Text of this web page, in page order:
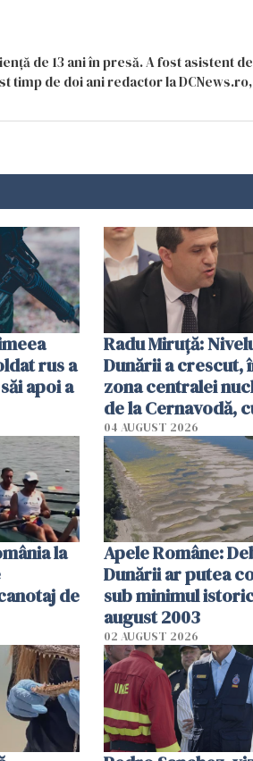
de 13 ani în presă. A fost asistent de
timp de doi ani redactor la
rus a
apoi a
Radu Miruţă:
Dunării a crescut,
zona centralei
de la Cernavodă,
cm faţă de ziua
04 AUGUST 2026
la
de
Apele Române:
Dunării ar putea
sub minimul
august 2003
02 AUGUST 2026